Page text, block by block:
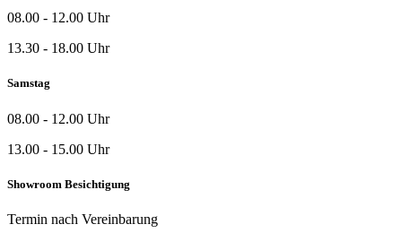
08.00 - 12.00 Uhr
13.30 - 18.00 Uhr
Samstag
08.00 - 12.00 Uhr
13.00 - 15.00 Uhr
Showroom Besichtigung
Termin nach Vereinbarung